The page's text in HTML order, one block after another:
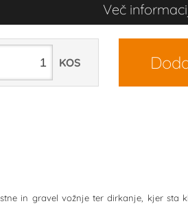
Več
KOS
in gravel vožnje ter dirkanje, kjer sta